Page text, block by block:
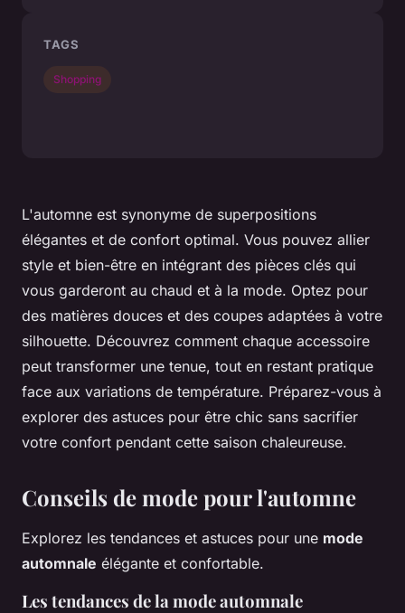
L'automne est synonyme de superpositions
élégantes et de confort optimal. Vous pouvez allier
style et bien-être en intégrant des pièces clés qui
vous garderont au chaud et à la mode. Optez pour
des matières douces et des coupes adaptées à votre
silhouette. Découvrez comment chaque accessoire
peut transformer une tenue, tout en restant pratique
face aux variations de température. Préparez-vous à
explorer des astuces pour être chic sans sacrifier
votre confort pendant cette saison chaleureuse.
Conseils de mode pour l'automne
Explorez les tendances et astuces pour une mode
automnale élégante et confortable.
Les tendances de la mode automnale
TAGS
Shopping